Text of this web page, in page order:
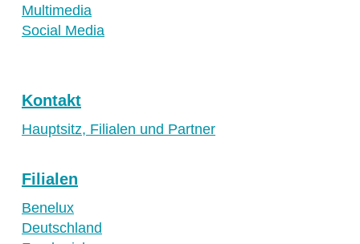
Multimedia
Social Media
Kontakt
Hauptsitz, Filialen und Partner
Filialen
Benelux
Deutschland